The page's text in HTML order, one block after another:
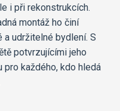
i při rekonstrukcích.
montáž ho činí
a udržitelné bydlení. S
potvrzujícími jeho
každého, kdo hledá